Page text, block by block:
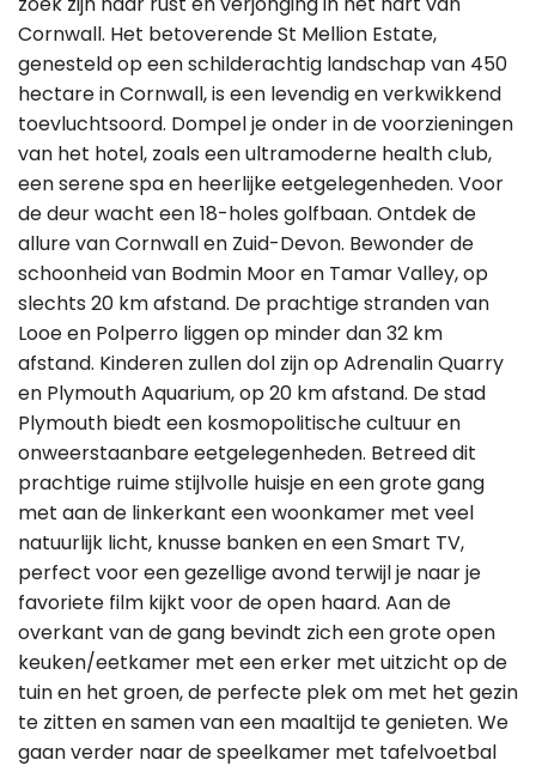
Cornwall. Het betoverende St Mellion Estate,
genesteld op een schilderachtig landschap van 450
hectare in Cornwall, is een levendig en verkwikkend
toevluchtsoord. Dompel je onder in de voorzieningen
van het hotel, zoals een ultramoderne health club,
een serene spa en heerlijke eetgelegenheden. Voor
de deur wacht een 18-holes golfbaan. Ontdek de
allure van Cornwall en Zuid-Devon. Bewonder de
schoonheid van Bodmin Moor en Tamar Valley, op
slechts 20 km afstand. De prachtige stranden van
Looe en Polperro liggen op minder dan 32 km
afstand. Kinderen zullen dol zijn op Adrenalin Quarry
en Plymouth Aquarium, op 20 km afstand. De stad
Plymouth biedt een kosmopolitische cultuur en
onweerstaanbare eetgelegenheden. Betreed dit
prachtige ruime stijlvolle huisje en een grote gang
met aan de linkerkant een woonkamer met veel
natuurlijk licht, knusse banken en een Smart TV,
perfect voor een gezellige avond terwijl je naar je
favoriete film kijkt voor de open haard. Aan de
overkant van de gang bevindt zich een grote open
keuken/eetkamer met een erker met uitzicht op de
tuin en het groen, de perfecte plek om met het gezin
te zitten en samen van een maaltijd te genieten. We
gaan verder naar de speelkamer met tafelvoetbal